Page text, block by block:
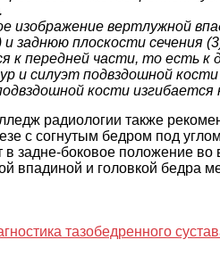
изображение вертлужной
заднюю плоскости сечения
к передней части, то есть к
и силуэт подвздошной
кости
радиологии также
с согнутым бедром под
в задне-боковое положение
впадиной и головкой бедра